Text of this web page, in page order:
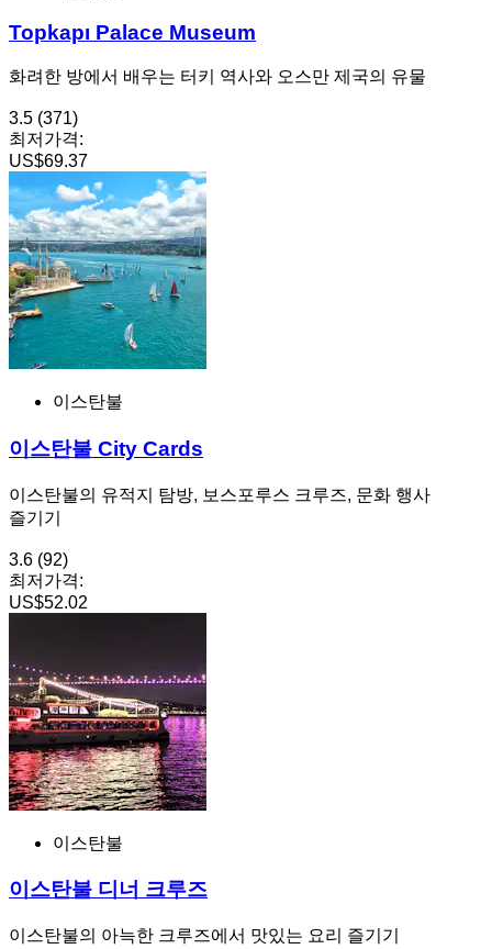
Topkapı Palace Museum
화려한 방에서 배우는 터키 역사와 오스만 제국의 유물
3.5 (371)
최저가격:
US$69.37
이스탄불
이스탄불 City Cards
이스탄불의 유적지 탐방, 보스포루스 크루즈, 문화 행사
즐기기
3.6 (92)
최저가격:
US$52.02
이스탄불
이스탄불 디너 크루즈
이스탄불의 아늑한 크루즈에서 맛있는 요리 즐기기